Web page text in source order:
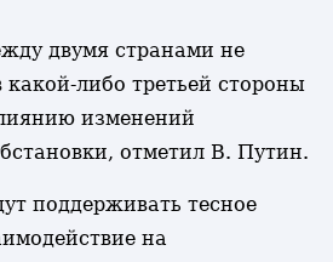
двумя странами не
либо третьей стороны
изменений
отметил В. Путин.
поддерживать тесное
на